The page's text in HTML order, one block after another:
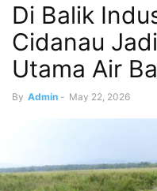
Di Balik
Cidanau
Utama Air
By Admin - May 22, 2026